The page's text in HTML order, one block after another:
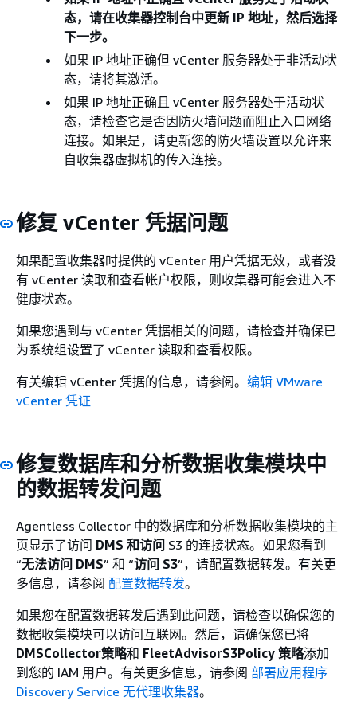
态，请在收集器控制台中更新 IP 地址，然后选择
下一步。
如果 IP 地址正确但 vCenter 服务器处于非活动状
态，请将其激活。
如果 IP 地址正确且 vCenter 服务器处于活动状
态，请检查它是否因防火墙问题而阻止入口网络
连接。如果是，请更新您的防火墙设置以允许来
自收集器虚拟机的传入连接。
修复 vCenter 凭据问题
如果配置收集器时提供的 vCenter 用户凭据无效，或者没
有 vCenter 读取和查看帐户权限，则收集器可能会进入不
健康状态。
如果您遇到与 vCenter 凭据相关的问题，请检查并确保已
为系统组设置了 vCenter 读取和查看权限。
有关编辑 vCenter 凭据的信息，请参阅。 编辑 VMware
vCenter 凭证
修复数据库和分析数据收集模块中
的数据转发问题
Agentless Collector 中的数据库和分析数据收集模块的主
页显示了访问 DMS 和访问 S3 的连接状态。如果您看到
“无法访问 DMS” 和 “访问 S3”，请配置数据转发。有关更
多信息，请参阅 配置数据转发。
如果您在配置数据转发后遇到此问题，请检查以确保您的
数据收集模块可以访问互联网。然后，请确保您已将
DMSCollector策略和 FleetAdvisorS3Policy 策略添加
到您的 IAM 用户。有关更多信息，请参阅 部署应用程序
Discovery Service 无代理收集器。